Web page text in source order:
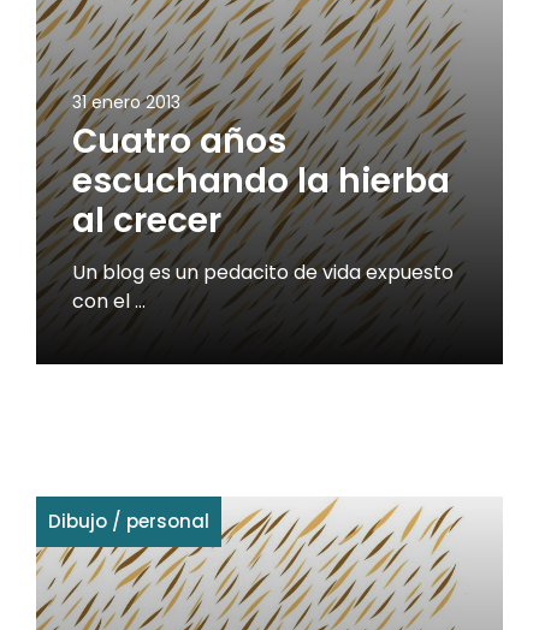
31 enero 2013
Cuatro años
escuchando la hierba
al crecer
Un blog es un pedacito de vida expuesto
con el …
Dibujo / personal